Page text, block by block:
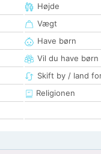
Højde
Vægt
Have børn
Vil du have børn
Skift by / land
Religionen